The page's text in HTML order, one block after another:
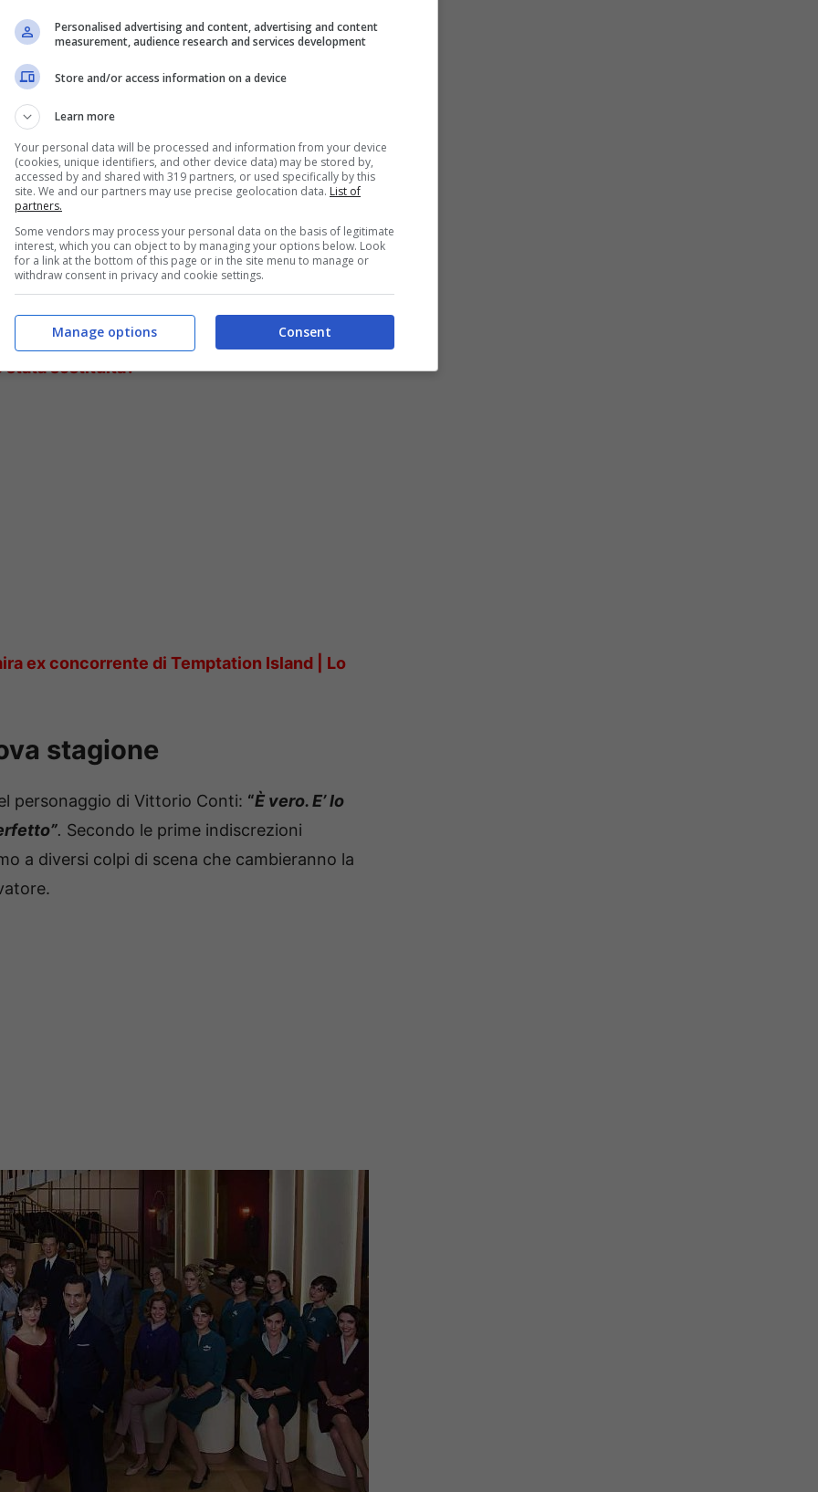
avuto all’interno della narrazione della soap le
del grande magazzino milanese, Vittorio
con lo studio, ha difeso il suo
moglie Marta Guarnieri – interpretata da
interpretata da Caterina Bertone. Ha
anzi per gli anni ’60 è un gentlemen”.
stata sostituita?
ex concorrente di Temptation Island | Lo
stagione
personaggio di Vittorio Conti: “È vero. E’ lo
. Secondo le prime indiscrezioni
a diversi colpi di scena che cambieranno la
Personalised advertising and content, advertising and content
measurement, audience research and services development
Store and/or access information on a device
Learn more
Your personal data will be processed and information from your device
(cookies, unique identifiers, and other device data) may be stored by,
accessed by and shared with 319 partners, or used specifically by this
site. We and our partners may use precise geolocation data. List of
partners.
Some vendors may process your personal data on the basis of legitimate
interest, which you can object to by managing your options below. Look
for a link at the bottom of this page or in the site menu to manage or
withdraw consent in privacy and cookie settings.
Consent
Manage options